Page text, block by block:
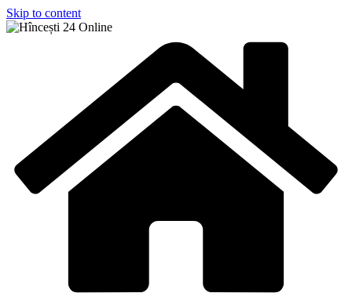
Skip to content